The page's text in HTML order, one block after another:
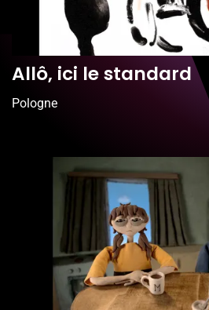
Allô, ici le standard
Pologne